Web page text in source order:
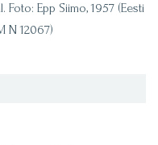
Foto: Epp Siimo, 1957 (Eesti
N 12067)